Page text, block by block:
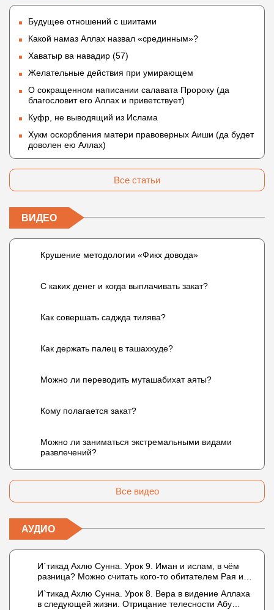
Будущее отношений с шиитами
Какой намаз Аллах назвал «срединным»?
Хаватыр ва навадир (57)
Желательные действия при умирающем
О сокращенном написании салавата Пророку (да
благословит его Аллах и приветствует)
Куфр, не выводящий из Ислама
Хукм оскорбления матери правоверных Аиши (да будет
доволен ею Аллах)
Все статьи
ВИДЕО
Крушение методологии «Фикх довода»
С каких денег и когда выплачивать закат?
Как совершать саджда тилява?
Как держать палец в ташаххуде?
Можно ли переводить муташабихат аяты?
Кому полагается закат?
Можно ли заниматься экстремальными видами
развлечений?
Все видео
АУДИО
И`тикад Ахлю Сунна. Урок 9. Иман и ислам, в чём
разница? Можно считать кого-то обитателем Рая или
И`тикад Ахлю Сунна. Урок 8. Вера в видение Аллаха
в следующей жизни. Отрицание телесности Абу